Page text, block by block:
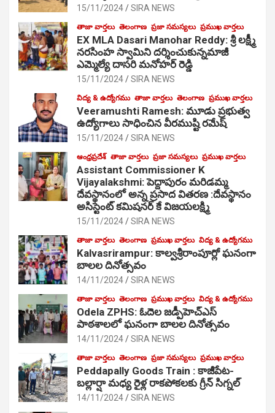
15/11/2024 SIRA NEWS
తాజా వార్తలు తెలంగాణ ప్రజా సమస్యలు ప్రముఖ వార్తలు
EX MLA Dasari Manohar Reddy: శ్రీ లక్ష్మీ
నరసింహ స్వామిని దర్శించుకున్నమాజీ
ఎమ్మెల్యే దాసరి మనోహర్ రెడ్డి
15/11/2024 SIRA NEWS
విద్య & ఉద్యోగము తాజా వార్తలు తెలంగాణ ప్రముఖ వార్తలు
Veeramushti Ramesh: మూడు ప్రభుత్వ
ఉద్యోగాలు సాధించిన వీరముష్టి రమేష్
15/11/2024 SIRA NEWS
ఆంధ్రప్రదేశ్ తాజా వార్తలు ప్రజా సమస్యలు ప్రముఖ వార్తలు
Assistant Commissioner K
Vijayalakshmi: పెద్దాపురం మరిడమ్మ
దేవస్థానంలో అన్న ప్రసాద వితరణ :దేవస్థానం
అసిస్టెంట్ కమిషనర్ కే విజయలక్ష్మి
15/11/2024 SIRA NEWS
తాజా వార్తలు తెలంగాణ ప్రముఖ వార్తలు విద్య & ఉద్యోగము
Kalvasrirampur: కాల్వశ్రీరాంపూర్లో ఘనంగా
బాలల దినోత్సవం
14/11/2024 SIRA NEWS
తాజా వార్తలు తెలంగాణ ప్రముఖ వార్తలు విద్య & ఉద్యోగము
Odela ZPHS: ఓదెల జ‌డ్పీహెచ్ఎస్
పాఠ‌శాల‌లో ఘనంగా బాలల దినోత్సవం
14/11/2024 SIRA NEWS
తాజా వార్తలు తెలంగాణ ప్రజా సమస్యలు ప్రముఖ వార్తలు
Peddapally Goods Train : కాజీపేట-
బల్లార్షా మధ్య రైళ్ల రాకపోకలకు గ్రీన్ సిగ్నల్
14/11/2024 SIRA NEWS